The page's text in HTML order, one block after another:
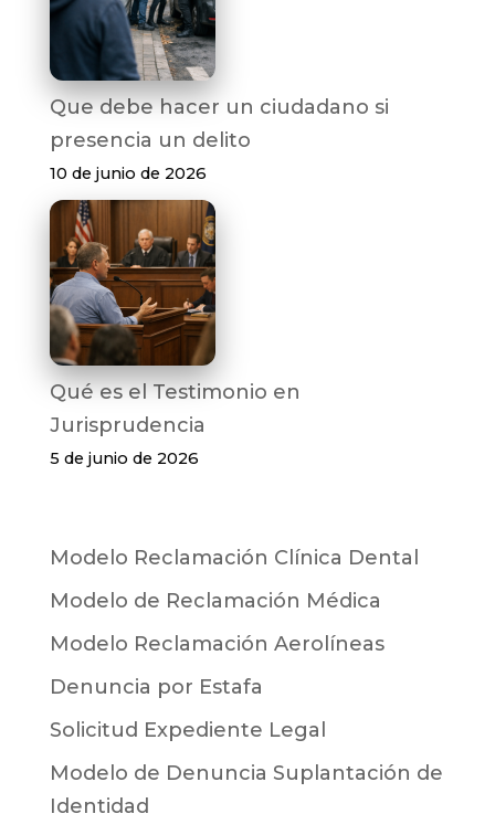
Que debe hacer un ciudadano si
presencia un delito
10 de junio de 2026
Qué es el Testimonio en
Jurisprudencia
5 de junio de 2026
Modelo Reclamación Clínica Dental
Modelo de Reclamación Médica
Modelo Reclamación Aerolíneas
Denuncia por Estafa
Solicitud Expediente Legal
Modelo de Denuncia Suplantación de
Identidad